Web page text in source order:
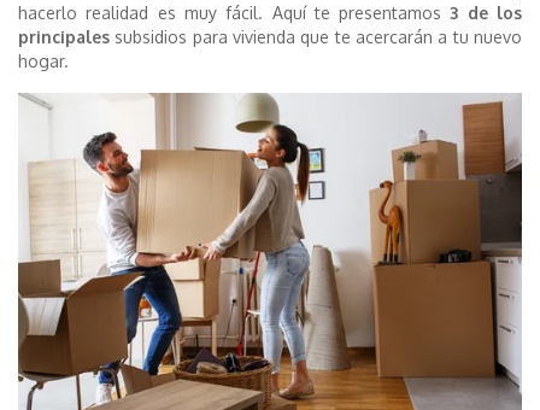
hacerlo realidad es muy fácil. Aquí te presentamos3 de los
principales subsidios para vivienda que te acercarán a tu nuevo
hogar.